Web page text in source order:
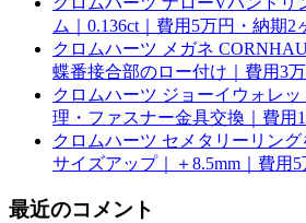
ム｜0.136ct｜費用5万円・納期2
クロムハーツ メガネ
蝶番接合部のロー付け｜費用3
クロムハーツ ジョーイウォレ
理・ファスナー金具交換｜費用
クロムハーツ セメタリーリン
サイズアップ｜＋8.5mm｜費用
最近のコメント